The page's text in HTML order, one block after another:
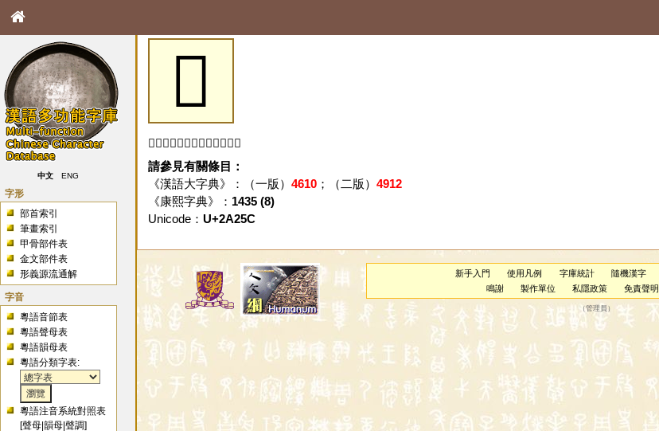
中文 ENG
字形
部首索引
筆畫索引
甲骨部件表
金文部件表
形義源流通解
字音
粵語音節表
粵語聲母表
粵語韻母表
粵語分類字表:
粵語注音系統對照表
[聲母 |韻母 |聲調]
𪉜
「𪉜」字未收錄於本資料庫。
請參見有關條目：
《漢語大字典》：（一版） 4610；（二版） 4912
《康熙字典》： 1435 (8)
Unicode： U+2A25C
新手入門 使用凡例 字庫統計 隨機漢字
鳴謝
製作單位 私隱政策 免責聲明
（管理員 ）